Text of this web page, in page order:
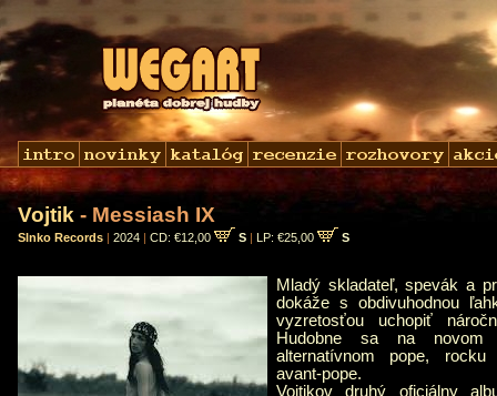
Vojtik - Messiash IX
Slnko Records | 2024 | CD: €12,00 S | LP: €25,00 S
Mladý skladateľ, spevák a
dokáže s obdivuhodnou
vyzretosťou uchopiť
Hudobne sa na novom
alternatívnom pope, rocku
avant-pope.
Vojtikov druhý oficiálny